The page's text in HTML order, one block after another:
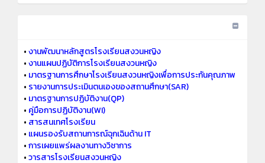
•งานพัฒนาหลักสูตรโรงเรียนสงวนหญิง
•งานแผนปฏิบัติการโรงเรียนสงวนหญิง
• มาตรฐานการศึกษาโรงเรียนสงวนหญิงเพื่อการประกันคุณภาพ
• รายงานการประเมินตนเองของสถานศึกษา(SAR)
• มาตรฐานการปฏิบัติงาน(QP)
• คู่มือการปฏิบัติงาน(WI)
• สารสนเทศโรงเรียน
• แผนรองรับสถานการณ์ฉุกเฉินด้าน IT
•การเผยแพร่ผลงานทางวิชาการ
•วารสารโรงเรียนสงวนหญิง